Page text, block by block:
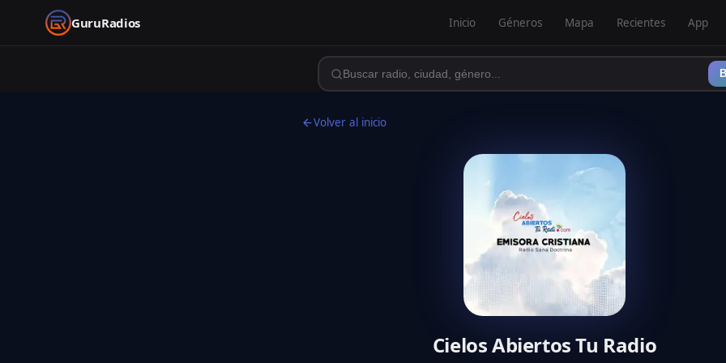
GuruRadios Inicio Géneros Mapa Recientes App
Volver al inicio
Cielos Abiertos Tu Radio